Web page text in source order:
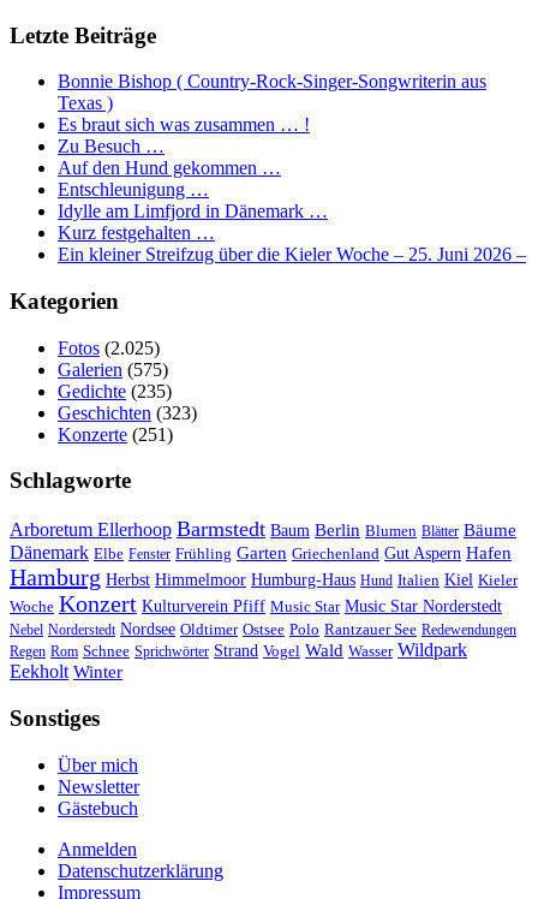
Letzte Beiträge
Bonnie Bishop ( Country-Rock-Singer-Songwriterin aus
Texas )
Es braut sich was zusammen … !
Zu Besuch …
Auf den Hund gekommen …
Entschleunigung …
Idylle am Limfjord in Dänemark …
Kurz festgehalten …
Ein kleiner Streifzug über die Kieler Woche – 25. Juni 2026 –
Kategorien
Fotos (2.025)
Galerien (575)
Gedichte (235)
Geschichten (323)
Konzerte (251)
Schlagworte
Arboretum Ellerhoop Barmstedt Baum Berlin Blumen Blätter Bäume
Dänemark Elbe Fenster Frühling Garten Griechenland Gut Aspern Hafen
Hamburg Herbst Himmelmoor Humburg-Haus Hund Italien Kiel Kieler
Woche Konzert Kulturverein Pfiff Music Star Music Star Norderstedt
Nebel Norderstedt Nordsee Oldtimer Ostsee Polo Rantzauer See Redewendungen
Regen Rom Schnee Sprichwörter Strand Vogel Wald Wasser Wildpark
Eekholt Winter
Sonstiges
Über mich
Newsletter
Gästebuch
Anmelden
Datenschutzerklärung
Impressum